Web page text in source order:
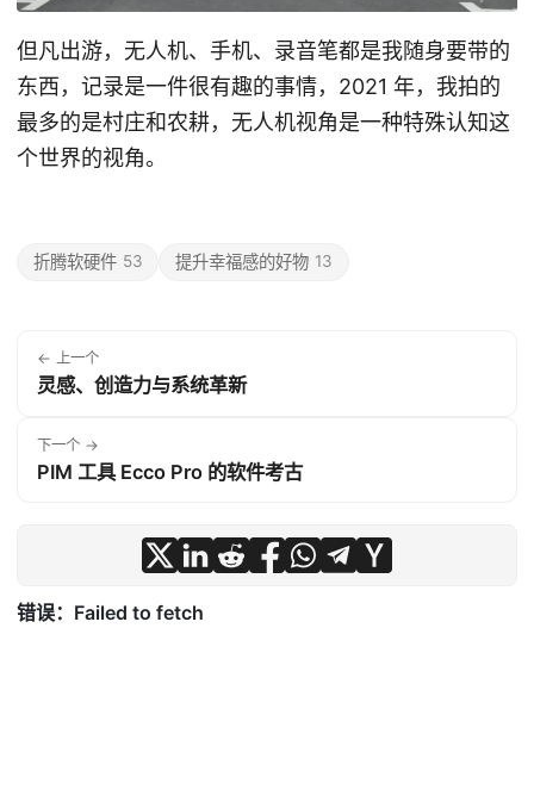
但凡出游，无人机、手机、录音笔都是我随身要带的
东西，记录是一件很有趣的事情，2021 年，我拍的
最多的是村庄和农耕，无人机视角是一种特殊认知这
个世界的视角。
折腾软硬件 53 提升幸福感的好物 13
← 上一个
灵感、创造力与系统革新
下一个 →
PIM 工具 Ecco Pro 的软件考古